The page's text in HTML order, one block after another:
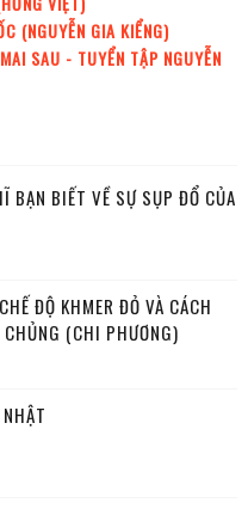
(NGUYỄN GIA KIỂNG)
SAU - TUYỂN TẬP NGUYỄN
BẠN BIẾT VỀ SỰ SỤP ĐỔ CỦA
ĐỘ KHMER ĐỎ VÀ CÁCH
(CHI PHƯƠNG)